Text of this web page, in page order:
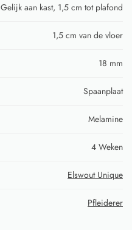
Gelijk aan kast, 1,5 cm tot plafond
1,5 cm van de vloer
18 mm
Spaanplaat
Melamine
4 Weken
Elswout Unique
Pfleiderer